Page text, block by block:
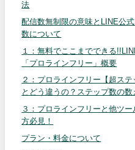
法
配信数無制限の意味とLINE公
数について
１：無料でここまでできる
「プロラインフリー」概要
２：プロラインフリー【超ス
とどう違うの？ステップ数の数
３：プロラインフリーと他ツ
方必見！
プラン・料金について